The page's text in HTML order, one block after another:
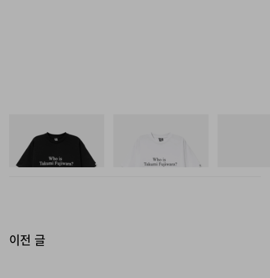
Billionaire Boys Club X Initial
D Cotton T-Shirt 3
쇼핑하기
Billionaire Boys Club X Initial
D Cotton T-Shirt 3